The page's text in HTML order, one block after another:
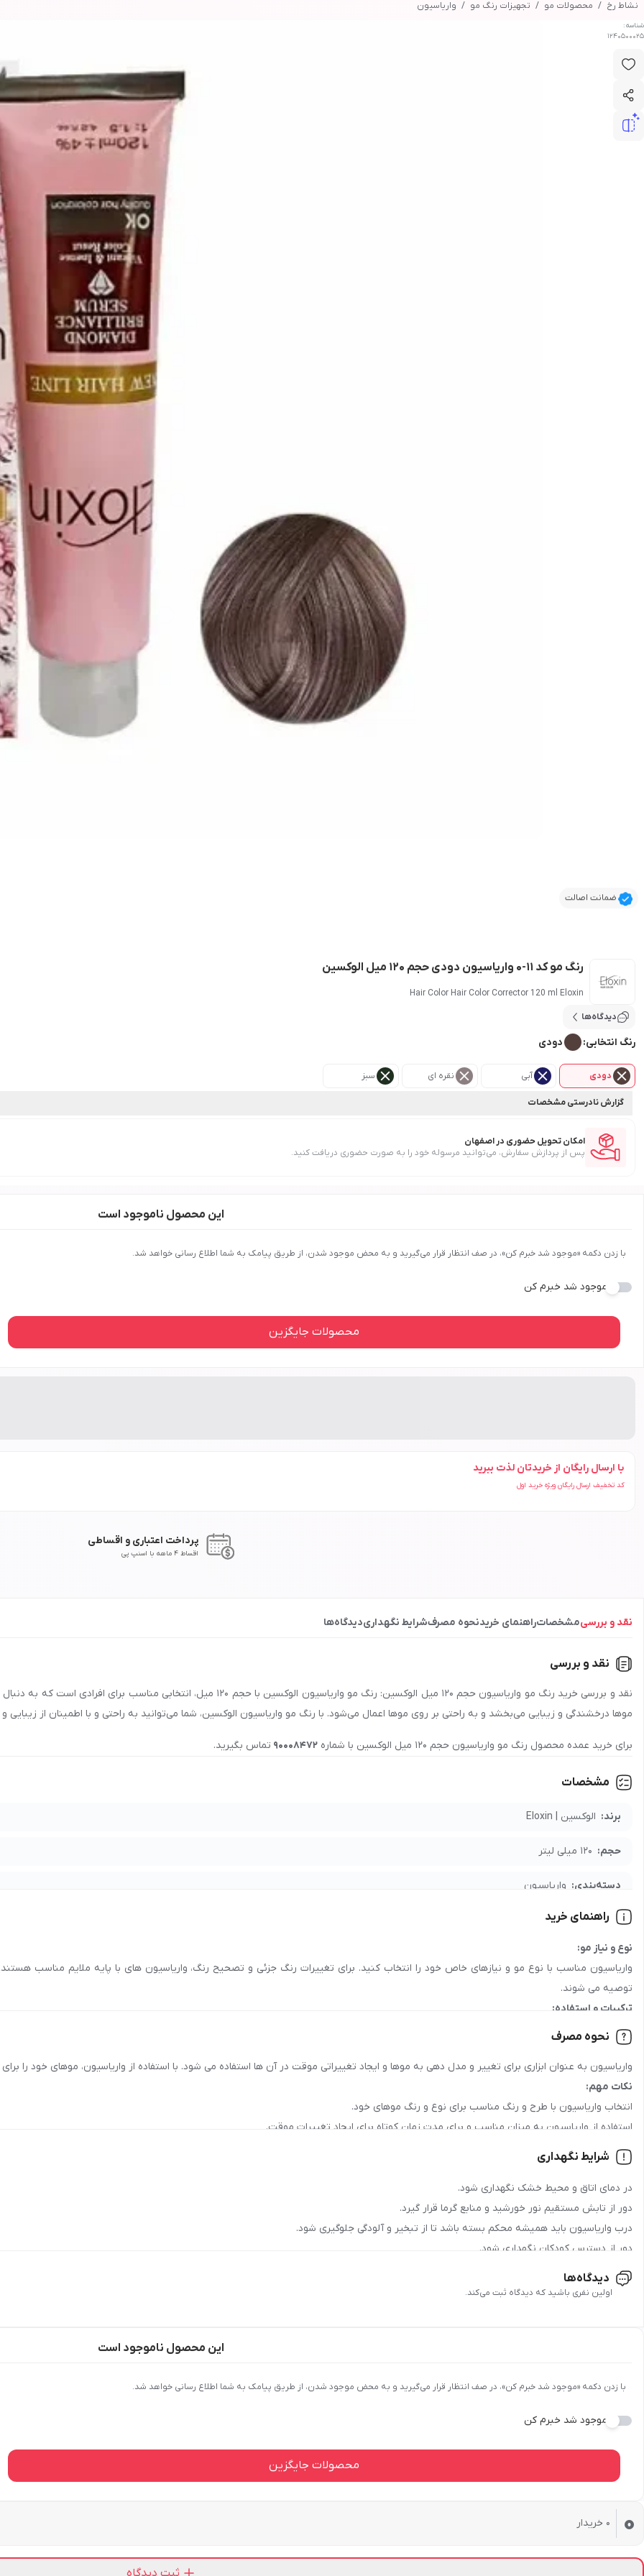
نشاط رخ محصولات مو تجهیزات رنگ مو واریاسیون
شناسه:
1240500025
ضمانت اصالت
رنگ مو کد 11-0 واریاسیون دودی حجم 120 میل الوکسین
Hair Color Hair Color Corrector 120 ml Eloxin
دیدگاه‌ها
رنگ انتخابی: دودی
دودی آبی نقره ای سبز
گزارش نادرستی مشخصات
امکان تحویل حضوری در اصفهان
پس از پردازش سفارش، می‌توانید مرسوله خود را به صورت حضوری دریافت کنید.
این محصول ناموجود است
با زدن دکمه «موجود شد خبرم کن»، در صف انتظار قرار می‌گیرید و به محض موجود شدن، از طریق پیامک به شما اطلاع رسانی خواهد شد.
موجود شد خبرم کن
محصولات جایگزین
با ارسال رایگان از خریدتان لذت ببرید
کد تخفیف ارسال رایگان ویژه خرید اول
پرداخت اعتباری و اقساطی
اقساط 4 ماهه با اسنپ پی
نقد و بررسیمشخصاتراهنمای خریدنحوه مصرفشرایط نگهداریدیدگاه‌ها
نقد و بررسی
نقد و بررسی خرید رنگ مو واریاسیون حجم 120 میل الوکسین: رنگ مو واریاسیون الوکسین
موها درخشندگی و زیبایی می‌بخشد و به راحتی بر روی موها اعمال می‌شود. با رنگ مو واریاسیون الوکسین، شما می‌توانید به راحتی و با اطمینان از زیبایی
برای خرید عمده محصول رنگ مو واریاسیون حجم 120 میل الوکسین با شماره 90008472 تماس بگیرید.
دریافت کنید.
مشخصات
برند: الوکسین | Eloxin
حجم: 120 میلی لیتر
دسته‌بندی: واریاسیون
مدت نگهداری: 60 ماه
جنسیت: زنانه
رده سنی: جوان , بزرگسال
رنگ: دودی
نوع بسته‌بندی: پلاستیکی, تیوپی
تست حیوانی: ندارد
مناسب برای فصل: بهار , تابستان , پاییز , زمستان
صادرکننده مجوز: وزارت بهداشت و سازمان غذا و دارو
راهنمای خرید
نوع و نیاز مو:
واریاسیون مناسب با نوع مو و نیازهای خاص خود را انتخاب کنید. برای تغییرات رنگ جزئی و تصحیح رنگ، واریاسیون های با پایه ملایم مناسب
توصیه می شوند.
ترکیبات و استفاده:
به دنبال واریاسیون هایی با ترکیبات ملایم و طبیعی باشید که به حفظ سلامت و درخشندگی موها کمک کنند. واریاسیون هایی با فرمولاسیون بدون
سهولت استفاده:
محصولات با فرمولاسیون آسان برای استفاده و ترکیب ساده انتخاب کنید. واریاسیون هایی که نیاز به مخلوط کردن و آماده سازی ندارند، به سهولت
نحوه مصرف
واریاسیون به عنوان ابزاری برای تغییر و مدل دهی به موها و ایجاد تغییراتی موقت در آن ها استفاده می شود. با استفاده از واریاسیون، موهای خود را
نکات مهم:
انتخاب واریاسیون با طرح و رنگ مناسب برای نوع و رنگ موهای خود.
استفاده از واریاسیون به میزان مناسب و برای مدت زمان کوتاه برای ایجاد تغییرات موقت.
حفظ واریاسیون به دقت و به میزان مناسب برای استفاده دوباره.
شرایط نگهداری
در دمای اتاق و محیط خشک نگهداری شود.
دور از تابش مستقیم نور خورشید و منابع گرما قرار گیرد.
درب واریاسیون باید همیشه محکم بسته باشد تا از تبخیر و آلودگی جلوگیری شود.
دور از دسترس کودکان نگهداری شود.
از تماس با رطوبت و آب جلوگیری شود.
برای حفظ کیفیت، برخی واریاسیون‌ها ممکن است نیاز به نگهداری در یخچال داشته باشند؛ دستورالعمل محصول را بررسی کنید.
دیدگاه‌ها
اولین نفری باشید که دیدگاه ثبت می‌کند.
این محصول ناموجود است
با زدن دکمه «موجود شد خبرم کن»، در صف انتظار قرار می‌گیرید و به محض موجود شدن، از طریق پیامک به شما اطلاع رسانی خواهد شد.
موجود شد خبرم کن
محصولات جایگزین
0
0 خریدار